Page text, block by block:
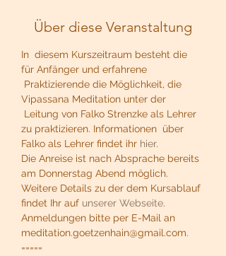
Über diese Veranstaltung
In  diesem Kurszeitraum besteht die
für Anfänger und erfahrene
Praktizierende die Möglichkeit, die
Vipassana Meditation unter der
Leitung von Falko Strenzke als Lehrer
zu praktizieren. Informationen  über
Falko als Lehrer findet ihr hier.
Die Anreise ist nach Absprache bereits
am Donnerstag Abend möglich.
Weitere Details zu der dem Kursablauf
findet Ihr auf unserer Webseite.
Anmeldungen bitte per E-Mail an
meditation.goetzenhain@gmail.com.
=====